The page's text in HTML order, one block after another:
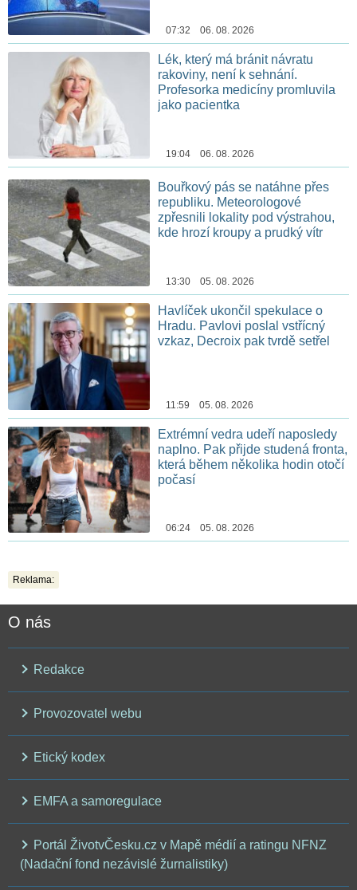
07:32 06. 08. 2026
Lék, který má bránit návratu
rakoviny, není k sehnání.
Profesorka medicíny promluvila
jako pacientka
19:04 06. 08. 2026
Bouřkový pás se natáhne přes
republiku. Meteorologové
zpřesnili lokality pod výstrahou,
kde hrozí kroupy a prudký vítr
13:30 05. 08. 2026
Havlíček ukončil spekulace o
Hradu. Pavlovi poslal vstřícný
vzkaz, Decroix pak tvrdě setřel
11:59 05. 08. 2026
Extrémní vedra udeří naposledy
naplno. Pak přijde studená fronta,
která během několika hodin otočí
počasí
06:24 05. 08. 2026
Reklama:
O nás
Redakce
Provozovatel webu
Etický kodex
EMFA a samoregulace
Portál ŽivotvČesku.cz v Mapě médií a ratingu NFNZ
(Nadační fond nezávislé žurnalistiky)